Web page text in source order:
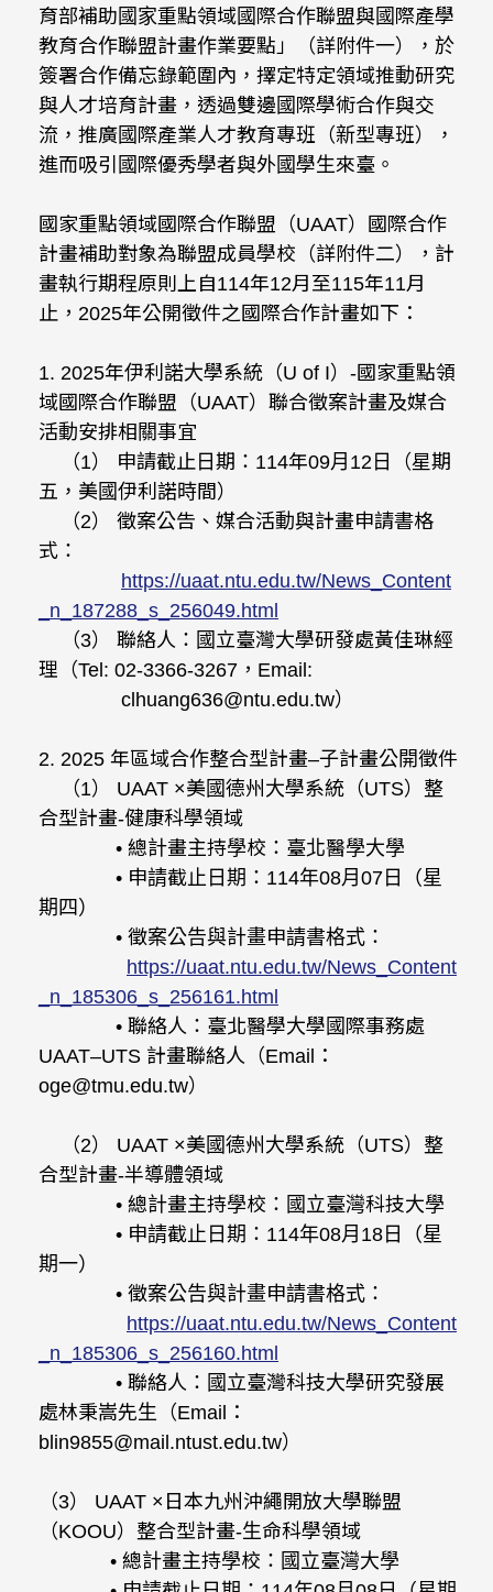
育部補助國家重點領域國際合作聯盟與國際產學
教育合作聯盟計畫作業要點」（詳附件一），於
簽署合作備忘錄範圍內，擇定特定領域推動研究
與人才培育計畫，透過雙邊國際學術合作與交
流，推廣國際產業人才教育專班（新型專班），
進而吸引國際優秀學者與外國學生來臺。
國家重點領域國際合作聯盟（UAAT）國際合作
計畫補助對象為聯盟成員學校（詳附件二），計
畫執行期程原則上自114年12月至115年11月
止，2025年公開徵件之國際合作計畫如下：
1. 2025年伊利諾大學系統（U of I）-國家重點領
域國際合作聯盟（UAAT）聯合徵案計畫及媒合
活動安排相關事宜
（1） 申請截止日期：114年09月12日（星期
五，美國伊利諾時間）
（2） 徵案公告、媒合活動與計畫申請書格
式：
https://uaat.ntu.edu.tw/News_Content
_n_187288_s_256049.html
（3） 聯絡人：國立臺灣大學研發處黃佳琳經
理（Tel: 02-3366-3267，Email:
clhuang636@ntu.edu.tw）
2. 2025 年區域合作整合型計畫–子計畫公開徵件
（1） UAAT ×美國德州大學系統（UTS）整
合型計畫-健康科學領域
• 總計畫主持學校：臺北醫學大學
• 申請截止日期：114年08月07日（星
期四）
• 徵案公告與計畫申請書格式：
https://uaat.ntu.edu.tw/News_Content
_n_185306_s_256161.html
• 聯絡人：臺北醫學大學國際事務處
UAAT–UTS 計畫聯絡人（Email：
oge@tmu.edu.tw）
（2） UAAT ×美國德州大學系統（UTS）整
合型計畫-半導體領域
• 總計畫主持學校：國立臺灣科技大學
• 申請截止日期：114年08月18日（星
期一）
• 徵案公告與計畫申請書格式：
https://uaat.ntu.edu.tw/News_Content
_n_185306_s_256160.html
• 聯絡人：國立臺灣科技大學研究發展
處林秉嵩先生（Email：
blin9855@mail.ntust.edu.tw）
（3） UAAT ×日本九州沖繩開放大學聯盟
（KOOU）整合型計畫-生命科學領域
• 總計畫主持學校：國立臺灣大學